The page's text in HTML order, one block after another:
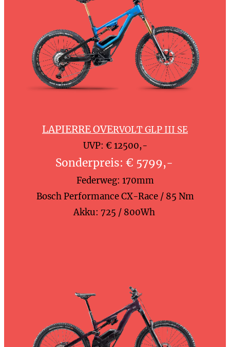
LAPIERRE OVERVOLT GLP III SE
UVP: € 12500,-
Sonderpreis: € 5799,-
Federweg: 170mm
Bosch Performance CX-Race / 85 Nm
Akku: 725 / 800Wh